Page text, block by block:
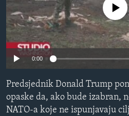
MAGAZIN
O GLASU AMERIKE
Learning English
PRATITE NAS
No media source
0:00
Predsjednik Donald Trump
opaske da, ako bude izabran,
NATO-a koje ne ispunjavaju